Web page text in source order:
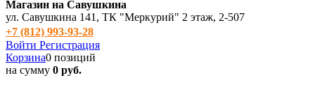
Магазин на Савушкина
ул. Савушкина 141, ТК "Меркурий" 2 этаж, 2-507
+7 (812) 993-93-28
Войти Регистрация
Корзина0 позиций
на сумму 0 руб.